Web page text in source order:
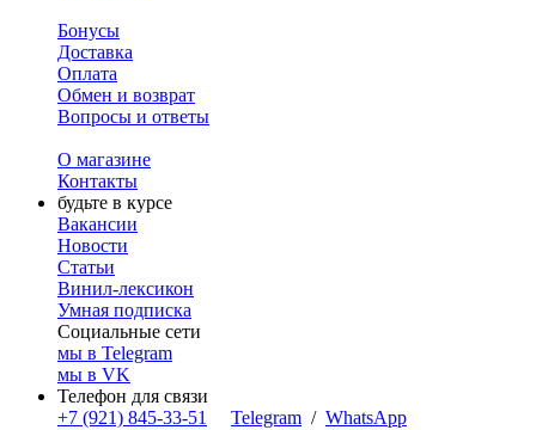
Бонусы
Доставка
Оплата
Обмен и возврат
Вопросы и ответы
О магазине
Контакты
будьте в курсе
Вакансии
Новости
Статьи
Винил-лексикон
Умная подписка
Социальные сети
мы в Telegram
мы в VK
Телефон для связи
+7 (921) 845-33-51
Telegram / WhatsApp